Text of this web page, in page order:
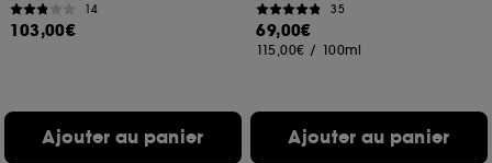
14
103,00€
Ajouter au panier
35
69,00€
115,00€ / 100ml
Ajouter au panier